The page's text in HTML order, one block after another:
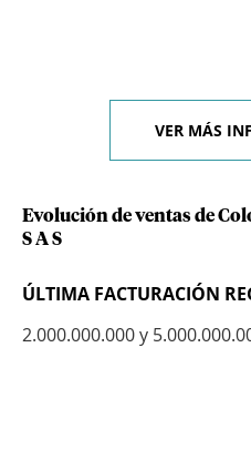
VER MÁS
Evolución de ventas de
S A S
ÚLTIMA FACTURACIÓN
2.000.000.000 y